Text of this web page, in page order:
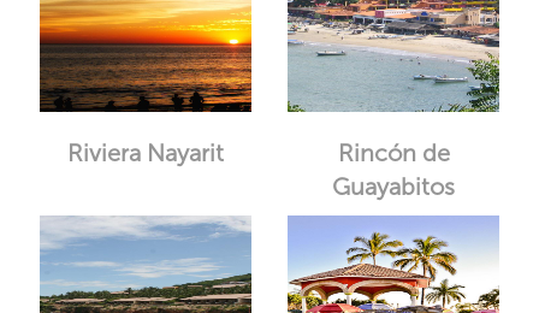
Riviera Nayarit
Rincón de
Guayabitos